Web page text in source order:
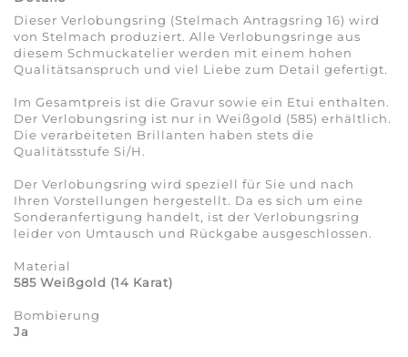
Dieser Verlobungsring (Stelmach Antragsring 16) wird
von Stelmach produziert. Alle Verlobungsringe aus
diesem Schmuckatelier werden mit einem hohen
Qualitätsanspruch und viel Liebe zum Detail gefertigt.
Im Gesamtpreis ist die Gravur sowie ein Etui enthalten.
Der Verlobungsring ist nur in Weißgold (585) erhältlich.
Die verarbeiteten Brillanten haben stets die
Qualitätsstufe Si/H.
Der Verlobungsring wird speziell für Sie und nach
Ihren Vorstellungen hergestellt. Da es sich um eine
Sonderanfertigung handelt, ist der Verlobungsring
leider von Umtausch und Rückgabe ausgeschlossen.
Material
585 Weißgold (14 Karat)
Bombierung
Ja